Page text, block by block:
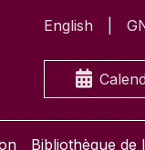
English
Bibliothèque de